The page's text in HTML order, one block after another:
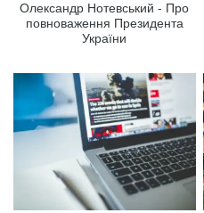
Олександр Нотевський - Про
повноваження Президента
України